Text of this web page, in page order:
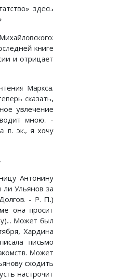
здесь
книге
и отрицает
Маркса.
сказать,
увлечение
мною. -
п. эк., я хочу
Антонину
Ульянов за
- Р. П.)
она просит
Может был
Хардина
письмо
Может
сходить
настрочит